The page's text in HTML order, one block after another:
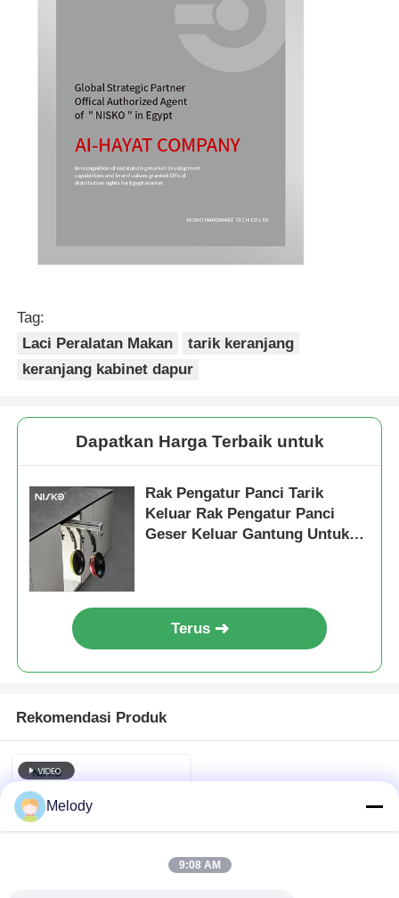
Tag:
Laci Peralatan Makan
tarik keranjang
keranjang kabinet dapur
Dapatkan Harga Terbaik untuk
Rak Pengatur Panci Tarik
Keluar Rak Pengatur Panci
Geser Keluar Gantung Untuk
Terus
Rekomendasi Produk
Melody
9:08 AM